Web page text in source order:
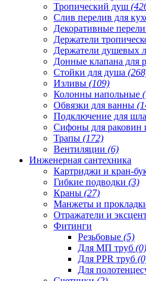
Тропический душ
Слив перелив для
Декоративные
Держатели
Держатели душевых
Донные клапана для
Стойки для душа
Изливы (109)
Колонны напольные
Обвязки для ванны
Подключение для
Сифоны для раковин
Трапы (172)
Вентиляции (6)
Инженерная сантехника
Картриджи и кран-
Гибкие подводки (3)
Краны (27)
Манжеты и
Отражатели и
Фитинги
Резьбовые (5)
Для МП труб (0)
Для PPR труб
Для